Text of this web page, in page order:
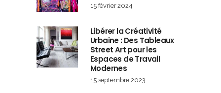
15 février 2024
Libérer la Créativité
Urbaine : Des Tableaux
Street Art pour les
Espaces de Travail
Modernes
15 septembre 2023